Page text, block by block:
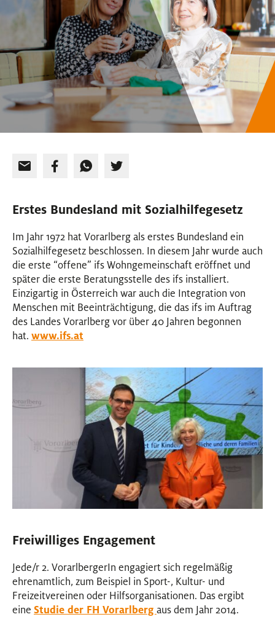
Erstes Bundesland mit Sozialhilfegesetz
Im Jahr 1972 hat Vor­arl­berg als ers­tes Bun­des­land ein
Sozi­al­hil­fe­ge­setz beschlossen. In diesem Jahr wurde auch
die erste “offene” ifs Wohn­ge­mein­schaft eröff­net und
später die erste Beratungsstelle des ifs installiert.
Einzigartig in Österreich war auch die Integration von
Menschen mit Beeinträchtigung, die das ifs im Auftrag
des Landes Vorarlberg vor über 40 Jahren begonnen
hat. www.ifs.at
Freiwilliges Engagement
Jede/r 2. VorarlbergerIn engagiert sich regelmäßig
ehrenamtlich, zum Beispiel in Sport-, Kultur- und
Freizeitvereinen oder Hilfsorganisationen. Das ergibt
eine Studie der FH Vorarlberg aus dem Jahr 2014.